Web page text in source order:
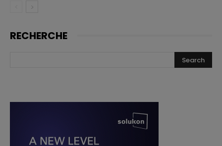
RECHERCHE